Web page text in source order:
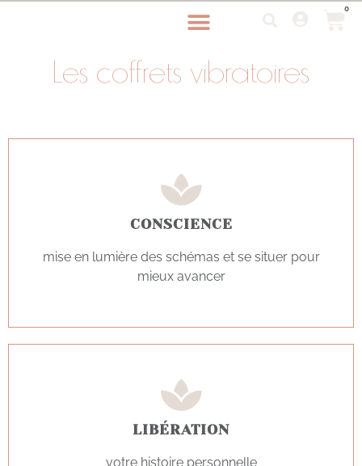
0
Les coffrets vibratoires
CONSCIENCE
mise en lumière des schémas et se situer pour
mieux avancer
LIBÉRATION
votre histoire personnelle